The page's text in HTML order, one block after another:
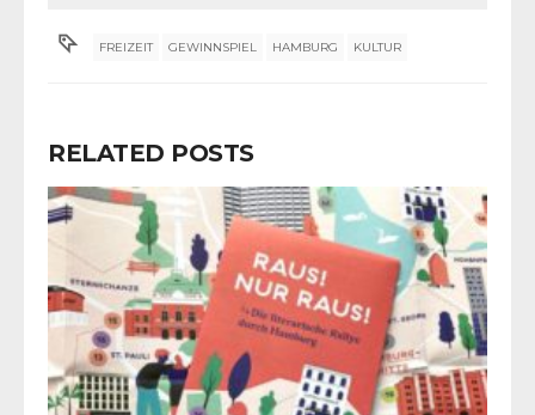
FREIZEIT GEWINNSPIEL HAMBURG KULTUR
RELATED POSTS